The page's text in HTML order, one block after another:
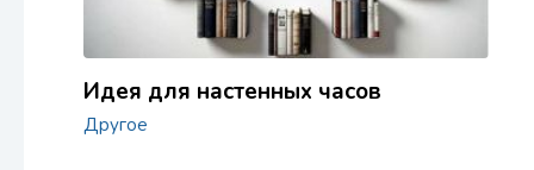
Идея для настенных часов
Другое